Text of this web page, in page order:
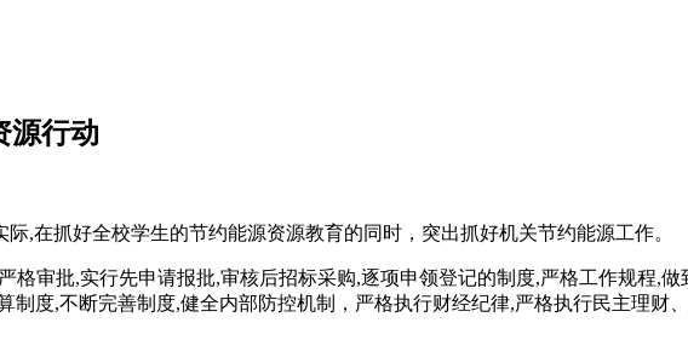
源行动
际,在抓好全校学生的节约能源资源教育的同时，突出抓好机关节约能源工作。
审批,实行先申请报批,审核后招标采购,逐项申领登记的制度,严格工作规程,
度,不断完善制度,健全内部防控机制，严格执行财经纪律,严格执行民主理财